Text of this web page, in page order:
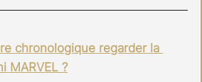
chronologique regarder la
MARVEL ?